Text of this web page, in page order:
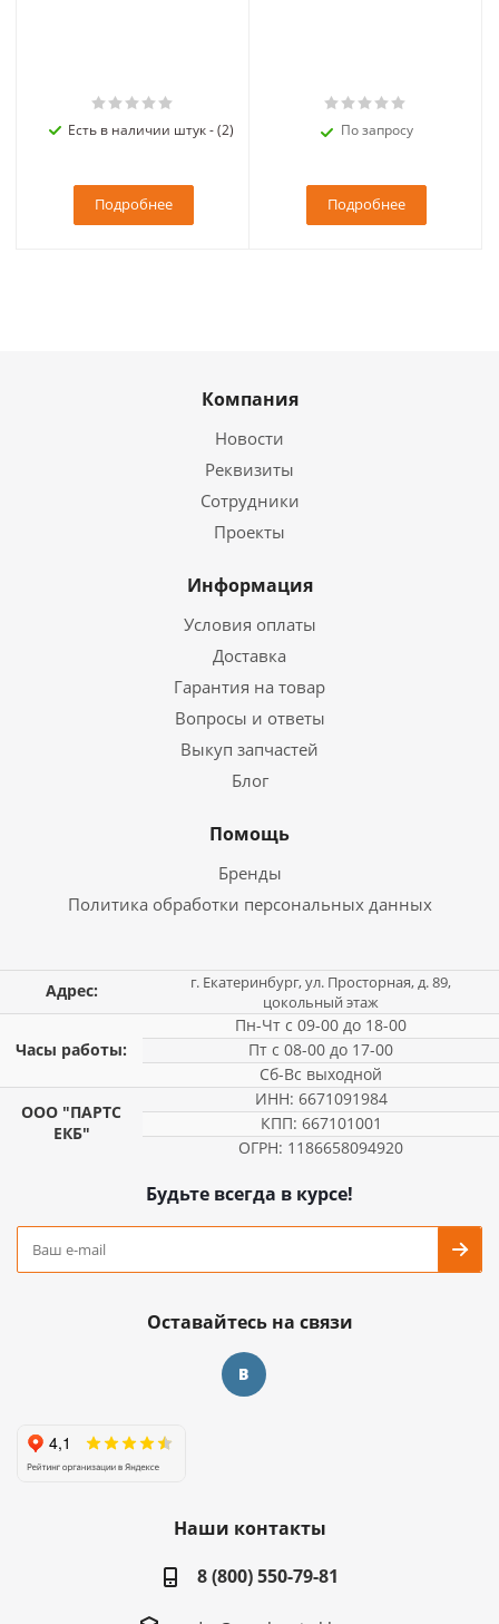
Есть в наличии штук - (2)
Подробнее
По запросу
Подробнее
Компания
Новости
Реквизиты
Сотрудники
Проекты
Информация
Условия оплаты
Доставка
Гарантия на товар
Вопросы и ответы
Выкуп запчастей
Блог
Помощь
Бренды
Политика обработки персональных данных
Адрес:
г. Екатеринбург, ул. Просторная, д. 89,
цокольный этаж
Часы работы:
Пн-Чт с 09-00 до 18-00
Пт с 08-00 до 17-00
Сб-Вс выходной
ООО "ПАРТС
ЕКБ"
ИНН: 6671091984
КПП: 667101001
ОГРН: 1186658094920
Будьте всегда в курсе!
Оставайтесь на связи
Наши контакты
8 (800) 550-79-81